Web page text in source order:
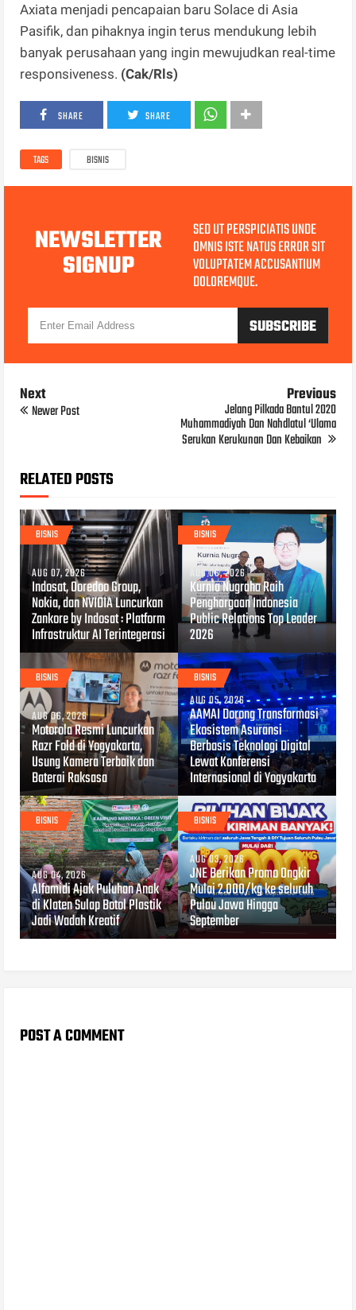
Axiata menjadi pencapaian baru Solace di Asia
Pasifik, dan pihaknya ingin terus mendukung lebih
banyak perusahaan yang ingin mewujudkan real-time
responsiveness. (Cak/Rls)
SHARE SHARE
TAGS BISNIS
NEWSLETTER
SIGNUP
SED UT PERSPICIATIS UNDE
OMNIS ISTE NATUS ERROR SIT
VOLUPTATEM ACCUSANTIUM
DOLOREMQUE.
Next
Newer Post
Previous
Jelang Pilkada Bantul 2020
Muhammadiyah Dan Nahdlatul ‘Ulama
Serukan Kerukunan Dan Kebaikan
RELATED POSTS
BISNIS
AUG 07, 2026
Indosat, Ooredoo Group,
Nokia, dan NVIDIA Luncurkan
Zankore by Indosat : Platform
Infrastruktur AI Terintegerasi
BISNIS
AUG 06, 2026
Kurnia Nugraha Raih
Penghargaan Indonesia
Public Relations Top Leader
2026
BISNIS
AUG 06, 2026
Motorola Resmi Luncurkan
Razr Fold di Yogyakarta,
Usung Kamera Terbaik dan
Baterai Raksasa
BISNIS
AUG 05, 2026
AAMAI Dorong Transformasi
Ekosistem Asuransi
Berbasis Teknologi Digital
Lewat Konferensi
Internasional di Yogyakarta
BISNIS
AUG 04, 2026
Alfamidi Ajak Puluhan Anak
di Klaten Sulap Botol Plastik
Jadi Wadah Kreatif
BISNIS
AUG 03, 2026
JNE Berikan Promo Ongkir
Mulai 2.000/kg ke seluruh
Pulau Jawa Hingga
September
POST A COMMENT